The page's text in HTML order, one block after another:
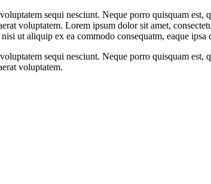
sequi nesciunt. Neque porro quisquam
voluptatem. Lorem ipsum dolor sit amet,
ut aliquip ex ea commodo consequatm, eaque
sequi nesciunt. Neque porro quisquam
voluptatem.